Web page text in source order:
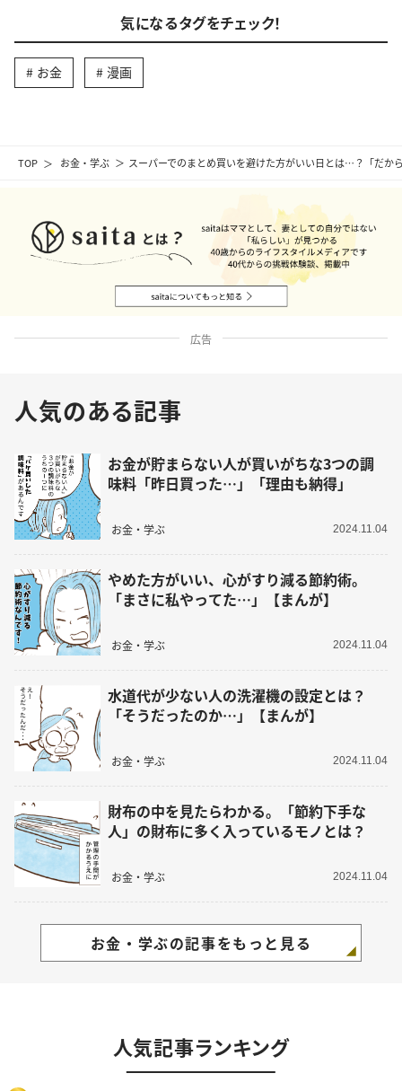
TOP お金・学ぶ スーパーでのまとめ買いを避けた方がいい日とは…？「だ
気になるタグをチェック！
お金 漫画
広告
人気のある記事
お金が貯まらない人が買いがちな3つの調
味料「昨日買った…」「理由も納得」
お金・学ぶ 2024.11.04
やめた方がいい、心がすり減る節約術。
「まさに私やってた…」【まんが】
お金・学ぶ 2024.11.04
水道代が少ない人の洗濯機の設定とは？
「そうだったのか…」【まんが】
お金・学ぶ 2024.11.04
財布の中を見たらわかる。「節約下手な
人」の財布に多く入っているモノとは？
お金・学ぶ 2024.11.04
お金・学ぶの記事をもっと見る
人気記事ランキング